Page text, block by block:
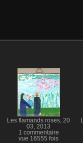
Les flamands roses, 20
03, 2013
1 commentaire
vue 16555 fois